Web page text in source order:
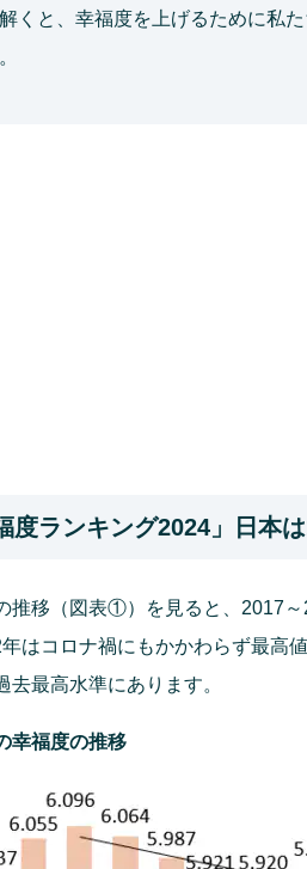
くと、幸福度を上げるために私
度ランキング2024」日本
推移（図表①）を見ると、2017
はコロナ禍にもかかわらず最高
去最高水準にあります。
福度の推移